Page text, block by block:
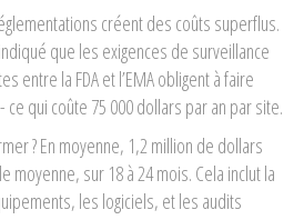
créent des coûts superflus.
que les exigences de surveillance
entre la FDA et l’EMA obligent à faire
qui coûte 75 000 dollars par an par site.
? En moyenne, 1,2 million de dollars
sur 18 à 24 mois. Cela inclut la
les logiciels, et les audits